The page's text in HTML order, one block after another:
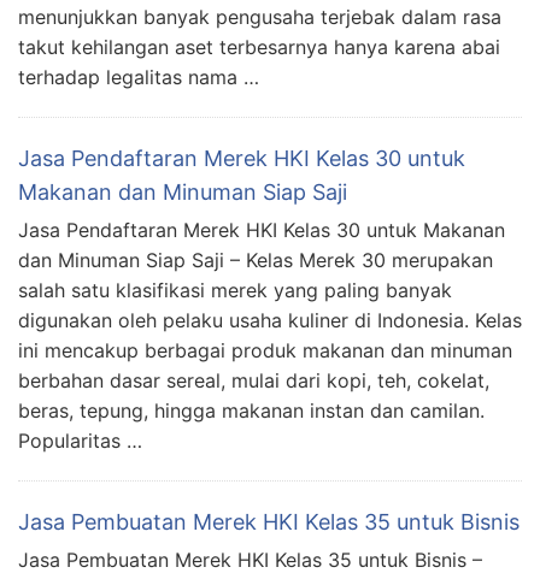
menunjukkan banyak pengusaha terjebak dalam rasa
takut kehilangan aset terbesarnya hanya karena abai
terhadap legalitas nama …
Jasa Pendaftaran Merek HKI Kelas 30 untuk
Makanan dan Minuman Siap Saji
Jasa Pendaftaran Merek HKI Kelas 30 untuk Makanan
dan Minuman Siap Saji – Kelas Merek 30 merupakan
salah satu klasifikasi merek yang paling banyak
digunakan oleh pelaku usaha kuliner di Indonesia. Kelas
ini mencakup berbagai produk makanan dan minuman
berbahan dasar sereal, mulai dari kopi, teh, cokelat,
beras, tepung, hingga makanan instan dan camilan.
Popularitas …
Jasa Pembuatan Merek HKI Kelas 35 untuk Bisnis
Jasa Pembuatan Merek HKI Kelas 35 untuk Bisnis –